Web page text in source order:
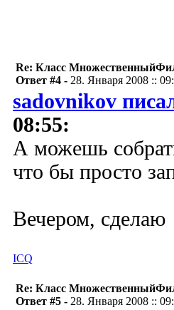
Re: Класс
Ответ #4 - 28. Января 2008 ::
sadovnikov
08:55:
А можешь
что бы просто
Вечером, сделаю
ICQ
Re: Класс
Ответ #5 - 28. Января 2008 ::